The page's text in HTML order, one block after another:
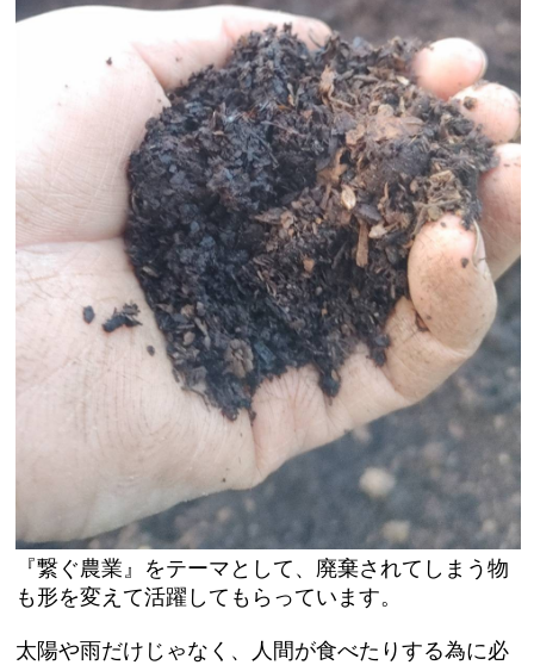
『繋ぐ農業』をテーマとして、廃棄されてしまう物
も形を変えて活躍してもらっています。
太陽や雨だけじゃなく、人間が食べたりする為に必